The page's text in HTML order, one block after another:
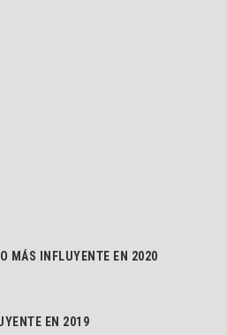
MÁS INFLUYENTE EN 2020
EN 2019